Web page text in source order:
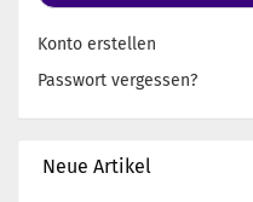
Konto erstellen
Passwort vergessen?
Neue Artikel